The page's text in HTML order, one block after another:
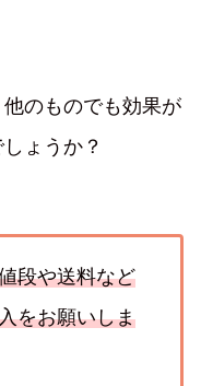
のものでも効果が
ょうか？
段や送料など
をお願いしま